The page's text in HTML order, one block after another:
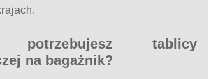
potrzebujesz tablicy
na bagażnik?